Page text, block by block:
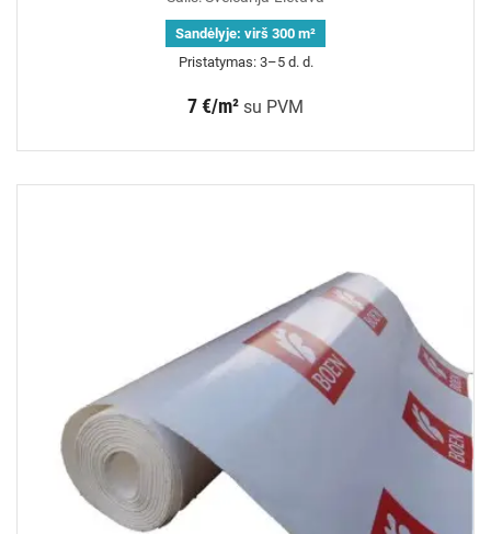
Sandėlyje: virš 300 m²
Pristatymas: 3–5 d. d.
7 €/m² su PVM